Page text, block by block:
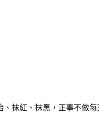
抹紅、抹黑，正事不做